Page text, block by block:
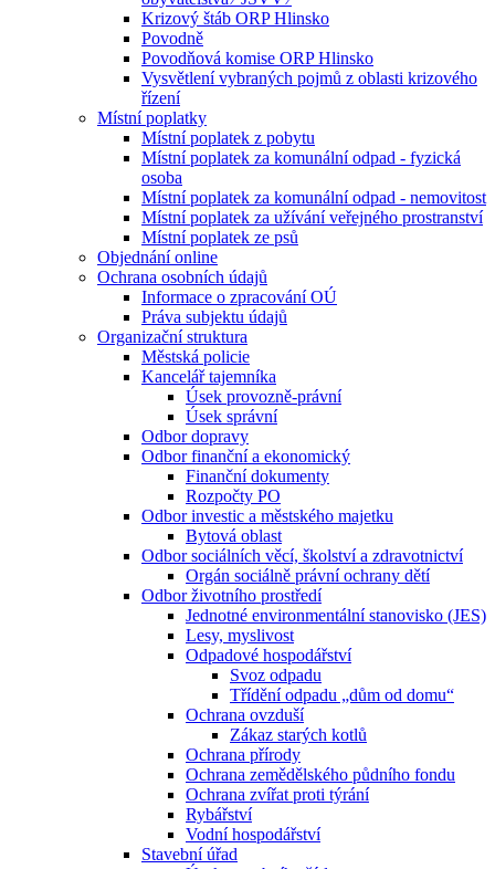
Krizový štáb ORP Hlinsko
Povodně
Povodňová komise ORP Hlinsko
Vysvětlení vybraných pojmů z oblasti krizového
řízení
Místní poplatky
Místní poplatek z pobytu
Místní poplatek za komunální odpad - fyzická
osoba
Místní poplatek za komunální odpad - nemovitost
Místní poplatek za užívání veřejného prostranství
Místní poplatek ze psů
Objednání online
Ochrana osobních údajů
Informace o zpracování OÚ
Práva subjektu údajů
Organizační struktura
Městská policie
Kancelář tajemníka
Úsek provozně-právní
Úsek správní
Odbor dopravy
Odbor finanční a ekonomický
Finanční dokumenty
Rozpočty PO
Odbor investic a městského majetku
Bytová oblast
Odbor sociálních věcí, školství a zdravotnictví
Orgán sociálně právní ochrany dětí
Odbor životního prostředí
Jednotné environmentální stanovisko (JES)
Lesy, myslivost
Odpadové hospodářství
Svoz odpadu
Třídění odpadu „dům od domu“
Ochrana ovzduší
Zákaz starých kotlů
Ochrana přírody
Ochrana zemědělského půdního fondu
Ochrana zvířat proti týrání
Rybářství
Vodní hospodářství
Stavební úřad